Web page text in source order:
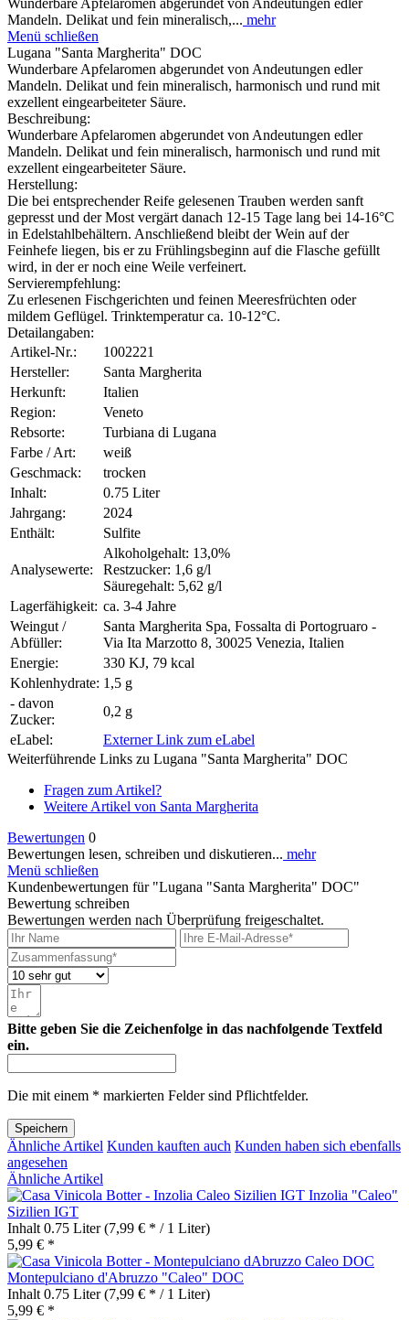
Mandeln. Delikat und fein mineralisch,... mehr
Menü schließen
Lugana "Santa Margherita" DOC
Wunderbare Apfelaromen abgerundet von Andeutungen edler
Mandeln. Delikat und fein mineralisch, harmonisch und rund mit
exzellent eingearbeiteter Säure.
Beschreibung:
Wunderbare Apfelaromen abgerundet von Andeutungen edler
Mandeln. Delikat und fein mineralisch, harmonisch und rund mit
exzellent eingearbeiteter Säure.
Herstellung:
Die bei entsprechender Reife gelesenen Trauben werden sanft
gepresst und der Most vergärt danach 12-15 Tage lang bei 14-16°C
in Edelstahlbehältern. Anschließend bleibt der Wein auf der
Feinhefe liegen, bis er zu Frühlingsbeginn auf die Flasche gefüllt
wird, in der er noch eine Weile verfeinert.
Servierempfehlung:
Zu erlesenen Fischgerichten und feinen Meeresfrüchten oder
mildem Geflügel. Trinktemperatur ca. 10-12°C.
Detailangaben:
Artikel-Nr.:
1002221
Hersteller:
Santa Margherita
Herkunft:
Italien
Region:
Veneto
Rebsorte:
Turbiana di Lugana
Farbe / Art:
weiß
Geschmack:
trocken
Inhalt:
0.75 Liter
Jahrgang:
2024
Enthält:
Sulfite
Analysewerte:
Alkoholgehalt: 13,0%
Restzucker: 1,6 g/l
Säuregehalt: 5,62 g/l
Lagerfähigkeit: ca. 3-4 Jahre
Weingut /
Abfüller:
Santa Margherita Spa, Fossalta di Portogruaro -
Via Ita Marzotto 8, 30025 Venezia, Italien
Energie:
330 KJ, 79 kcal
Kohlenhydrate: 1,5 g
- davon
Zucker:
0,2 g
eLabel:
Externer Link zum eLabel
Weiterführende Links zu Lugana "Santa Margherita" DOC
Fragen zum Artikel?
Weitere Artikel von Santa Margherita
Bewertungen 0
Bewertungen lesen, schreiben und diskutieren... mehr
Menü schließen
Kundenbewertungen für "Lugana "Santa Margherita" DOC"
Bewertung schreiben
Bewertungen werden nach Überprüfung freigeschaltet.
Bitte geben Sie die Zeichenfolge in das nachfolgende Textfeld
ein.
Die mit einem * markierten Felder sind Pflichtfelder.
Speichern
Ähnliche Artikel Kunden kauften auch Kunden haben sich ebenfalls
angesehen
Ähnliche Artikel
Inzolia "Caleo"
Sizilien IGT
Inhalt 0.75 Liter(7,99 € * / 1 Liter)
5,99 € *
Montepulciano d'Abruzzo "Caleo" DOC
Inhalt 0.75 Liter(7,99 € * / 1 Liter)
5,99 € *